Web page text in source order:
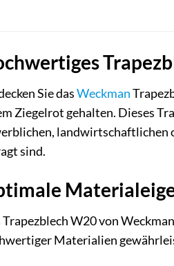
Sie dasWeckman
Ziegelrot gehalten. Dieses
landwirtschaftlichen
sind.
Trapezblech W20 von
Materialien